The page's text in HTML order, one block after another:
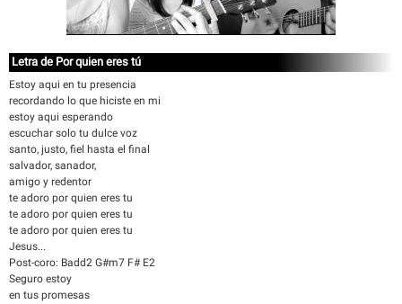
Letra de Por quien eres tú
Estoy aqui en tu presencia
recordando lo que hiciste en mi
estoy aqui esperando
escuchar solo tu dulce voz
santo, justo, fiel hasta el final
salvador, sanador,
amigo y redentor
te adoro por quien eres tu
te adoro por quien eres tu
te adoro por quien eres tu
Jesus...
Post-coro: Badd2 G#m7 F# E2
Seguro estoy
en tus promesas